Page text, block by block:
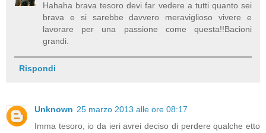
Hahaha brava tesoro devi far vedere a tutti quanto sei
brava e si sarebbe davvero meraviglioso vivere e
lavorare per una passione come questa!!Bacioni
grandi.
Rispondi
Unknown 25 marzo 2013 alle ore 08:17
Imma tesoro, io da ieri avrei deciso di perdere qualche etto